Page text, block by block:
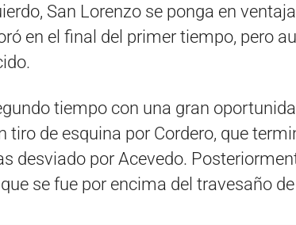
San Lorenzo se ponga en ventaja
en el final del primer tiempo, pero
tiempo con una gran
tiro de esquina por Cordero, que
desviado por Acevedo.
se fue por encima del travesaño